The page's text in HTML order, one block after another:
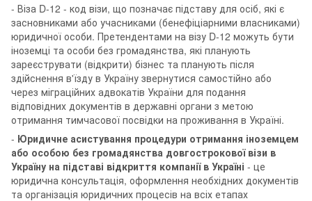
- Віза D-12 - код візи, що позначає підставу для осіб, які є
засновниками або учасниками (бенефіціарними власниками)
юридичної особи. Претендентами на візу D-12 можуть бути
іноземці та особи без громадянства, які планують
зареєструвати (відкрити) бізнес та планують після
здійснення в'їзду в Україну звернутися самостійно або
через міграційних адвокатів України для подання
відповідних документів в державні органи з метою
отримання тимчасової посвідки на проживання в Україні.
- Юридичне асистування процедури отримання іноземцем
або особою без громадянства довгострокової візи в
Україну на підставі відкриття компанії в Україні - це
юридична консультація, оформлення необхідних документів
та організація юридичних процесів на всіх етапах